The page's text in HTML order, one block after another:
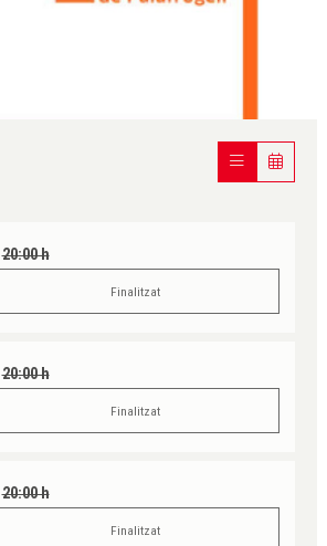
20:00 h
Finalitzat
20:00 h
Finalitzat
20:00 h
Finalitzat